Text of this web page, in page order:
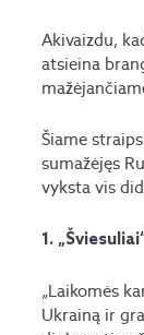
Akivaizdu,
atsieina
Šiame
sumažėjęs
vyksta vis
1.
„Laikomės
Ukrainą ir